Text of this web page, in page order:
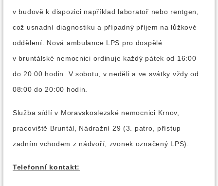
v budově k dispozici například laboratoř nebo rentgen,
což usnadní diagnostiku a případný příjem na lůžkové
oddělení. Nová ambulance LPS pro dospělé
v bruntálské nemocnici ordinuje každý pátek od 16:00
do 20:00 hodin. V sobotu, v neděli a ve svátky vždy od
08:00 do 20:00 hodin.
Služba sídlí v Moravskoslezské nemocnici Krnov,
pracoviště Bruntál, Nádražní 29 (3. patro, přístup
zadním vchodem z nádvoří, zvonek označený LPS).
Telefonní kontakt: